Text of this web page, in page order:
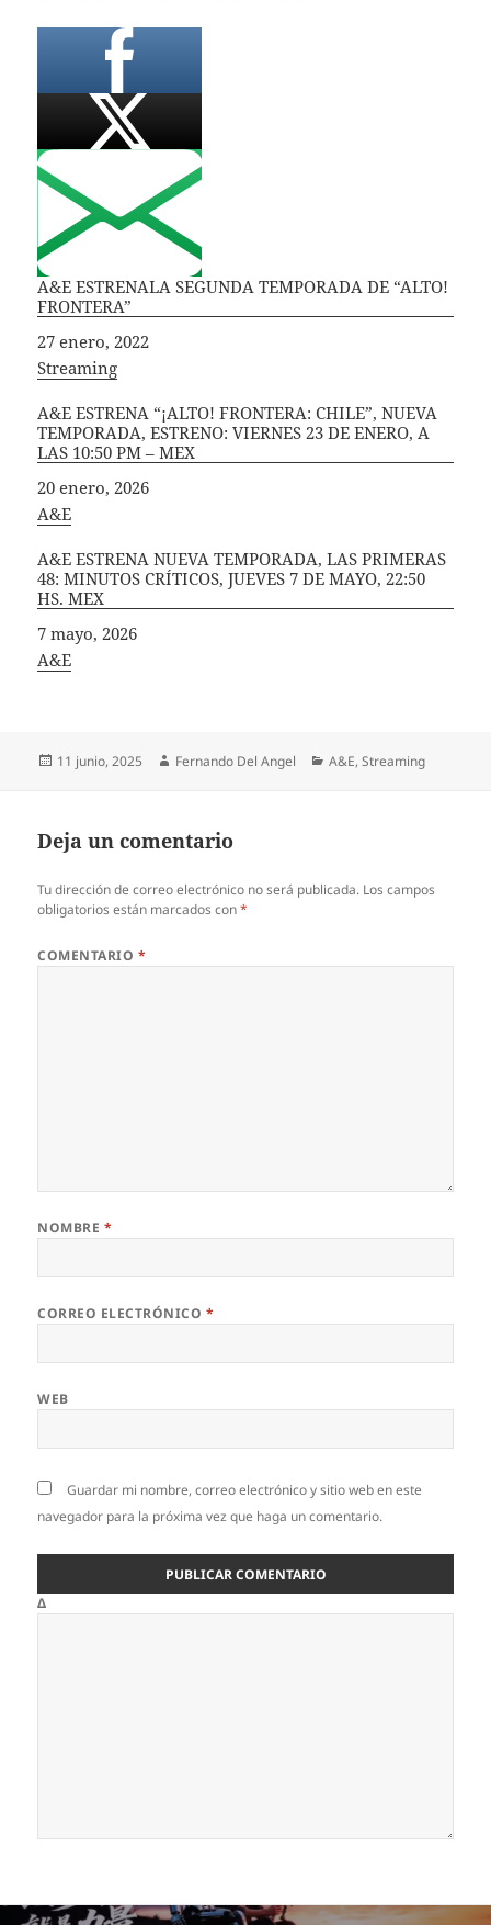
A&E ESTRENALA SEGUNDA TEMPORADA DE “ALTO!
FRONTERA”
Fecha
27 enero, 2022
In relation to
Streaming
A&E ESTRENA “¡ALTO! FRONTERA: CHILE”, NUEVA
TEMPORADA, ESTRENO: VIERNES 23 DE ENERO, A
LAS 10:50 PM – MEX
Fecha
20 enero, 2026
In relation to
A&E
A&E ESTRENA NUEVA TEMPORADA, LAS PRIMERAS
48: MINUTOS CRÍTICOS, JUEVES 7 DE MAYO, 22:50
HS. MEX
Fecha
7 mayo, 2026
In relation to
A&E
Publicado
11 junio, 2025 Autor
Fernando Del Angel Categorías
A&E,Streaming
Deja un comentario
Tu dirección de correo electrónico no será publicada. Los campos
obligatorios están marcados con*
COMENTARIO *
NOMBRE *
CORREO ELECTRÓNICO *
WEB
Guardar mi nombre, correo electrónico y sitio web en este
navegador para la próxima vez que haga un comentario.
Δ
Navegación